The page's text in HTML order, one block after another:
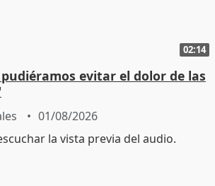
02:14
pudiéramos evitar el dolor de las
01/08/2026